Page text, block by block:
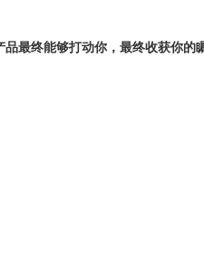
最终能够打动你，最终收获你的